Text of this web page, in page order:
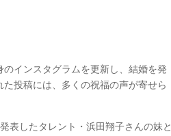
インスタグラムを更新し、結婚を発
投稿には、多くの祝福の声が寄せら
表したタレント・浜田翔子さんの妹と